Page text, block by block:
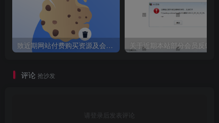
致近期网站付费购买资源及会员用户后，网页显示依然没有购买解决方法！
评论 抢沙发
请登录后发表评论